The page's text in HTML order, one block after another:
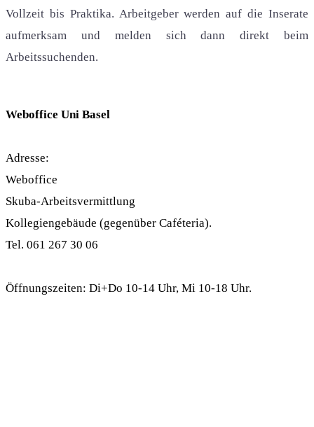
Vollzeit bis Praktika. Arbeitgeber werden auf die Inserate
aufmerksam und melden sich dann direkt beim
Arbeitssuchenden.
Weboffice Uni Basel
Adresse:
Weboffice
Skuba-Arbeitsvermittlung
Kollegiengebäude (gegenüber Caféteria).
Tel. 061 267 30 06
Öffnungszeiten: Di+Do 10-14 Uhr, Mi 10-18 Uhr.